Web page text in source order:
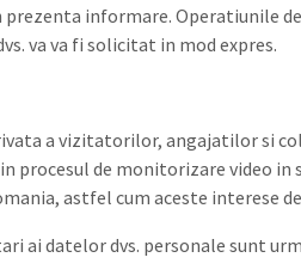
informare. Operatiunile
va va fi solicitat in mod expres.
a vizitatorilor, angajatilor si
procesul de monitorizare video
astfel cum aceste interese
ai datelor dvs. personale sunt